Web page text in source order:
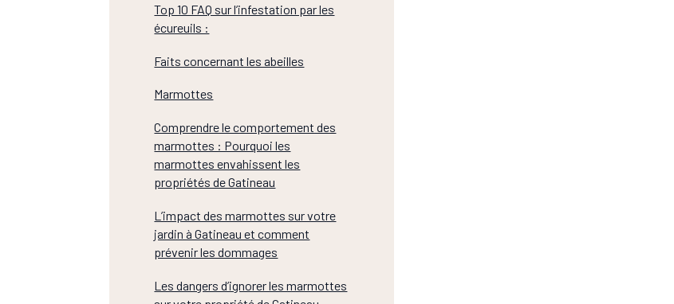
Top 10 FAQ sur l’infestation par les
écureuils :
Faits concernant les abeilles
Marmottes
Comprendre le comportement des
marmottes : Pourquoi les
marmottes envahissent les
propriétés de Gatineau
L’impact des marmottes sur votre
jardin à Gatineau et comment
prévenir les dommages
Les dangers d’ignorer les marmottes